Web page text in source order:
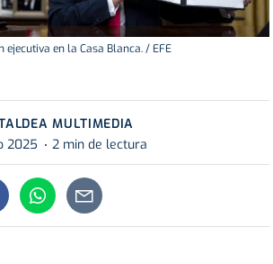
en la Casa Blanca. / EFE
MULTIMEDIA
2025
2 min de lectura